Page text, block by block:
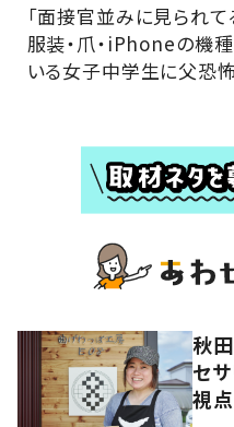
「面接官並みに見られて
服装・爪・iPhoneの機
いる女子中学生に父恐怖
秋
セ
視